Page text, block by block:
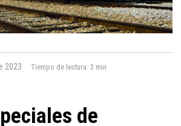
2023 Tiempo de lectura: 3 min
de